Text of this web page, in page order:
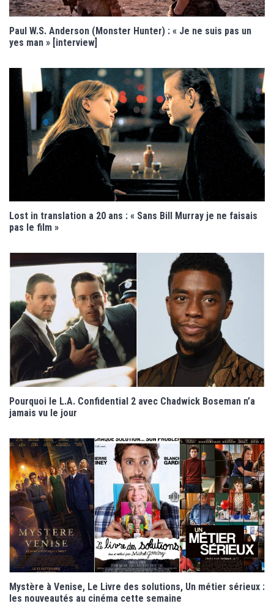
Paul W.S. Anderson (Monster Hunter) : « Je ne suis pas un
yes man » [interview]
Lost in translation a 20 ans : « Sans Bill Murray je ne faisais
pas le film »
Pourquoi le L.A. Confidential 2 avec Chadwick Boseman n’a
jamais vu le jour
Mystère à Venise, Le Livre des solutions, Un métier sérieux :
les nouveautés au cinéma cette semaine